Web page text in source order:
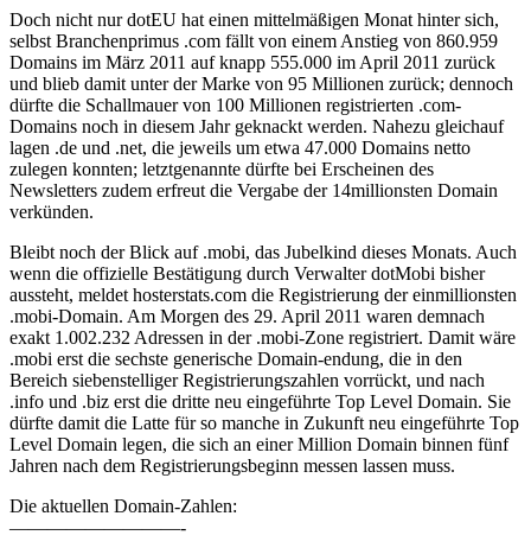
Doch nicht nur dotEU hat einen mittelmäßigen Monat hinter sich,
selbst Branchenprimus .com fällt von einem Anstieg von 860.959
Domains im März 2011 auf knapp 555.000 im April 2011 zurück
und blieb damit unter der Marke von 95 Millionen zurück; dennoch
dürfte die Schallmauer von 100 Millionen registrierten .com-
Domains noch in diesem Jahr geknackt werden. Nahezu gleichauf
lagen .de und .net, die jeweils um etwa 47.000 Domains netto
zulegen konnten; letztgenannte dürfte bei Erscheinen des
Newsletters zudem erfreut die Vergabe der 14millionsten Domain
verkünden.
Bleibt noch der Blick auf .mobi, das Jubelkind dieses Monats. Auch
wenn die offizielle Bestätigung durch Verwalter dotMobi bisher
aussteht, meldet hosterstats.com die Registrierung der einmillionsten
.mobi-Domain. Am Morgen des 29. April 2011 waren demnach
exakt 1.002.232 Adressen in der .mobi-Zone registriert. Damit wäre
.mobi erst die sechste generische Domain-endung, die in den
Bereich siebenstelliger Registrierungszahlen vorrückt, und nach
.info und .biz erst die dritte neu eingeführte Top Level Domain. Sie
dürfte damit die Latte für so manche in Zukunft neu eingeführte Top
Level Domain legen, die sich an einer Million Domain binnen fünf
Jahren nach dem Registrierungsbeginn messen lassen muss.
Die aktuellen Domain-Zahlen:
—————————-